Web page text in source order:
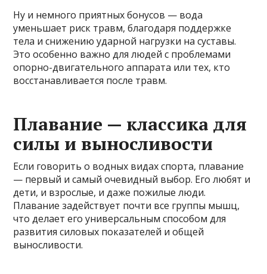
Ну и немного приятных бонусов — вода
уменьшает риск травм, благодаря поддержке
тела и снижению ударной нагрузки на суставы.
Это особенно важно для людей с проблемами
опорно-двигательного аппарата или тех, кто
восстанавливается после травм.
Плавание — классика для
силы и выносливости
Если говорить о водных видах спорта, плавание
— первый и самый очевидный выбор. Его любят и
дети, и взрослые, и даже пожилые люди.
Плавание задействует почти все группы мышц,
что делает его универсальным способом для
развития силовых показателей и общей
выносливости.